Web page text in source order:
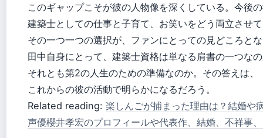
このギャップこそが彼の人物像を深くしている。今後
建築士としての仕事と子育て、お笑いをどう両立させ
その一つ一つの選択が、ファンにとっての見どころと
田中自身にとって、建築士資格は単なる肩書の一つな
それとも第2の人生のための準備なのか。その答えは、
これからの彼の活動で明らかになるだろう。
Related reading: 楽しんごが捕まった理由は？結婚や
声優櫻井孝宏のプロフィールや代表作、結婚、不祥事